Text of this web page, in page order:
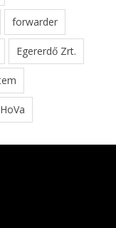
forwarder
Egererdő Zrt.